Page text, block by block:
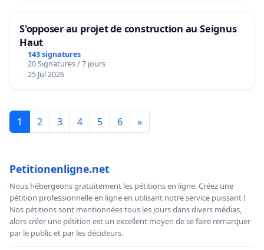
S'opposer au projet de construction au Seignus
Haut
143 signatures
20 Signatures / 7 jours
25 Jul 2026
1 2 3 4 5 6 »
Petitionenligne.net
Nous hébergeons gratuitement les pétitions en ligne. Créez une
pétition professionnelle en ligne en utilisant notre service puissant !
Nos pétitions sont mentionnées tous les jours dans divers médias,
alors créer une pétition est un excellent moyen de se faire remarquer
par le public et par les décideurs.